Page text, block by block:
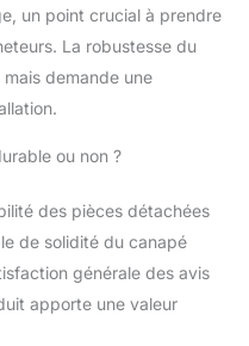
un point crucial à prendre
La robustesse du
demande une
ou non ?
des pièces détachées
de solidité du canapé
générale des avis
apporte une valeur